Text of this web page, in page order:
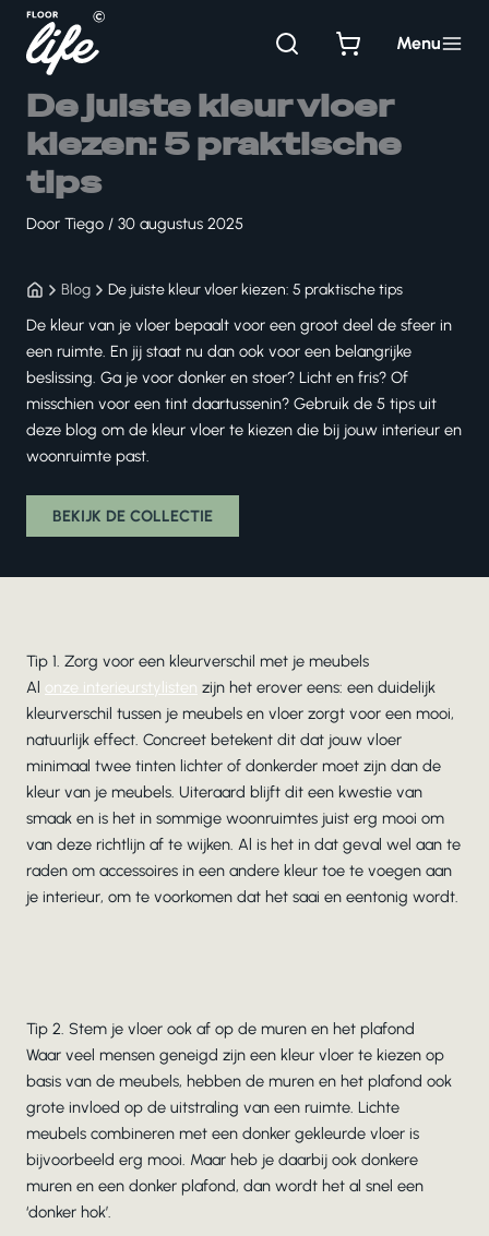
inhoud
Menu
De juiste kleur vloer
kiezen: 5 praktische
tips
Door Tiego / 30 augustus 2025
Blog De juiste kleur vloer kiezen: 5 praktische tips
De kleur van je vloer bepaalt voor een groot deel de sfeer in
een ruimte. En jij staat nu dan ook voor een belangrijke
beslissing. Ga je voor donker en stoer? Licht en fris? Of
misschien voor een tint daartussenin? Gebruik de 5 tips uit
deze blog om de kleur vloer te kiezen die bij jouw interieur en
woonruimte past.
BEKIJK DE COLLECTIE
Tip 1. Zorg voor een kleurverschil met je meubels
Al onze interieurstylisten zijn het erover eens: een duidelijk
kleurverschil tussen je meubels en vloer zorgt voor een mooi,
natuurlijk effect. Concreet betekent dit dat jouw vloer
minimaal twee tinten lichter of donkerder moet zijn dan de
kleur van je meubels. Uiteraard blijft dit een kwestie van
smaak en is het in sommige woonruimtes juist erg mooi om
van deze richtlijn af te wijken. Al is het in dat geval wel aan te
raden om accessoires in een andere kleur toe te voegen aan
je interieur, om te voorkomen dat het saai en eentonig wordt.
Tip 2. Stem je vloer ook af op de muren en het plafond
Waar veel mensen geneigd zijn een kleur vloer te kiezen op
basis van de meubels, hebben de muren en het plafond ook
grote invloed op de uitstraling van een ruimte. Lichte
meubels combineren met een donker gekleurde vloer is
bijvoorbeeld erg mooi. Maar heb je daarbij ook donkere
muren en een donker plafond, dan wordt het al snel een
‘donker hok’.